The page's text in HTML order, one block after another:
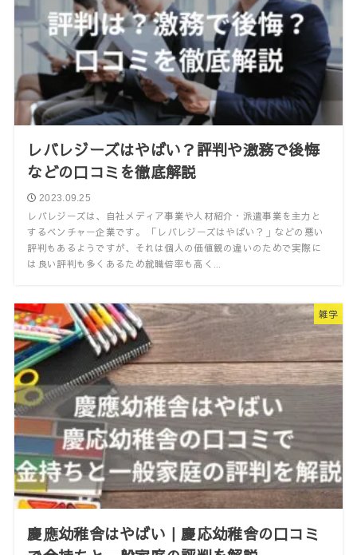
レバレジーズはやばい？評判や激務で後悔
などの口コミを徹底解説
2023.09.25
レバレジーズは、自社メディア事業や人材紹介・派遣事業を主力と
するベンチャー企業です。 「レバレジーズはやばい？」などの悪い
評判もあるようですが、それは個人の価値観の違いのためで実際に
は良い評判も多くあるため就職倍率も高く...
雑学
慶應幼稚舎はやばい｜慶応幼稚舎の口コミ